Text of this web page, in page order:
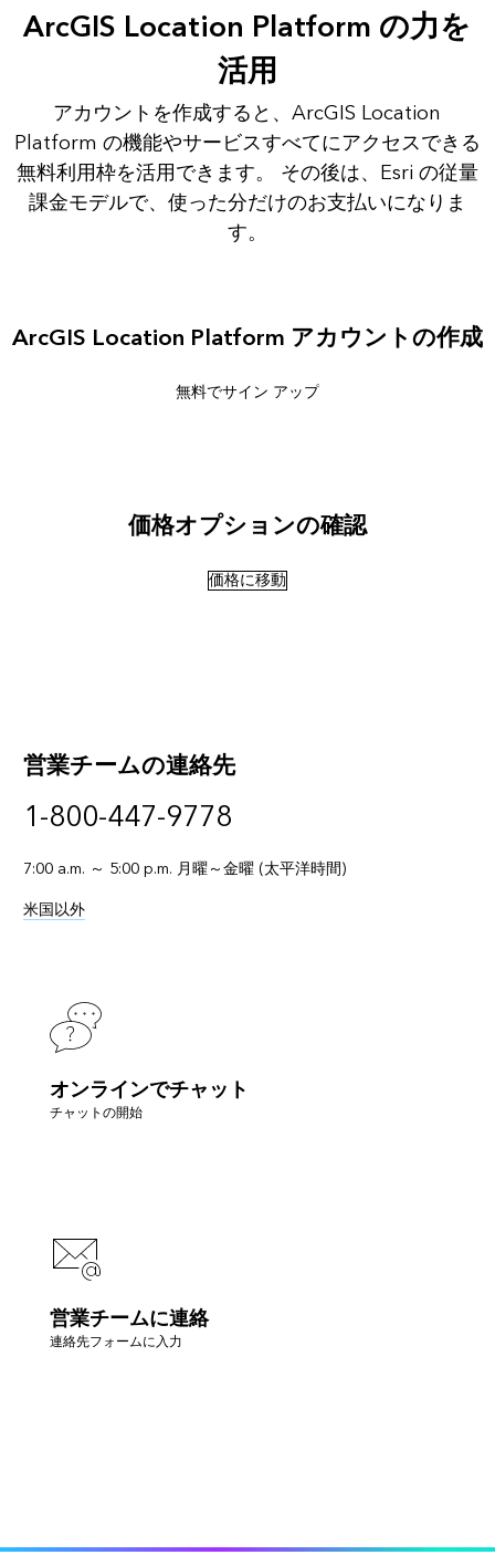
ArcGIS Location Platform の力を
活用
アカウントを作成すると、ArcGIS Location
Platform の機能やサービスすべてにアクセスできる
無料利用枠を活用できます。 その後は、Esri の従量
課金モデルで、使った分だけのお支払いになりま
す。
ArcGIS Location Platform アカウントの作成
無料でサイン アップ
価格オプションの確認
価格に移動
営業チームの連絡先
1-800-447-9778
7:00 a.m. ～ 5:00 p.m. 月曜～金曜 (太平洋時間)
米国以外
オンラインでチャット
チャットの開始
営業チームに連絡
連絡先フォームに入力